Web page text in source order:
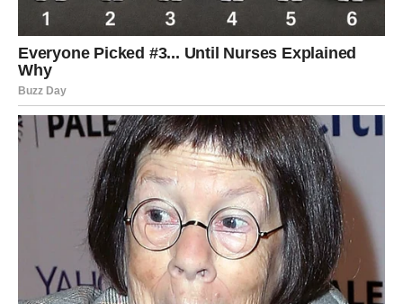
mleka, jedan kilogram šećera, 250 grama seckanih oraha i
jedno pakovanje napolitanki (oblatni). Iako su sastojci
jednostavni, postupak zahteva strpljenje, jer se
karamelizovana smesa priprema dugo, ali rezultat je
svakako vredan truda.
Priprema započinje tako što se u velikoj posudi
pomešaju mleko i šećer. Smesa se stavi na šporet i
greje uz povremeno mešanje dok ne provri. Kada
počne da ključa, vatra se smanji na srednju jačinu i
kuvanje se nastavlja narednih sat i po do sat i 40
minuta. Tokom ovog perioda neophodno je